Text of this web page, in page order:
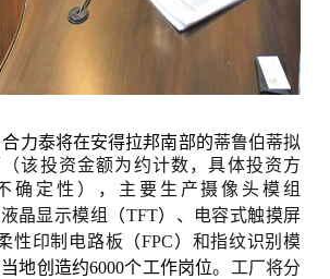
力泰将在安得拉邦南部的蒂鲁伯蒂拟
该投资金额为约计数，具体投资方
确定性）
，主要 生产摄像头模组
晶显示模组 （TFT） 、电容式触摸屏
性印制 电路板 （FPC ） 和指纹识别模
地创造约6000个工作岗位。工厂将分